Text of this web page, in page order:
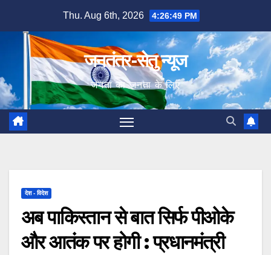
content
Thu. Aug 6th, 2026 4:26:51 PM
जनतंत्र-सेतु न्यूज
जनता का जनता के लिए
देश - विदेश
अब पाकिस्तान से बात सिर्फ पीओके
और आतंक पर होगी : प्रधानमंत्री